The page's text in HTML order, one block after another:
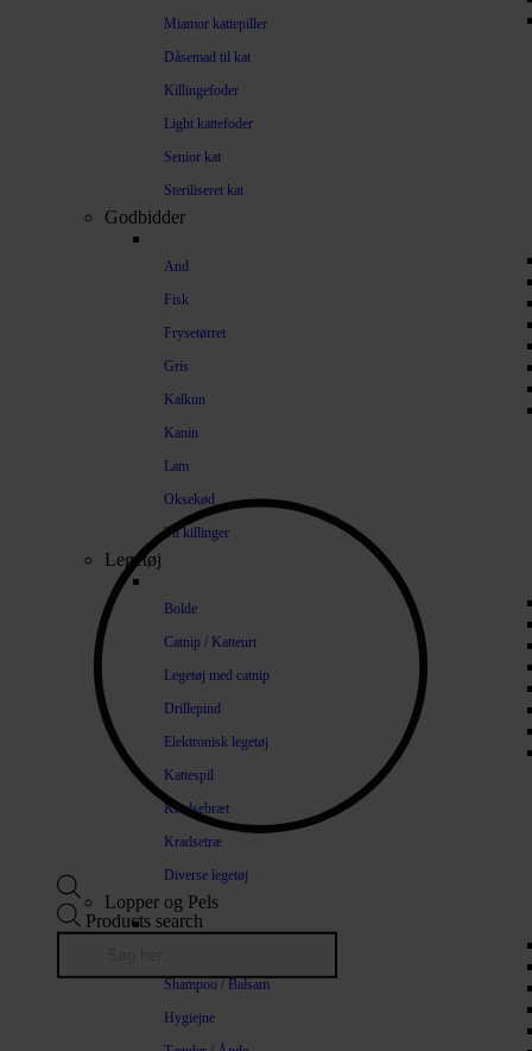
Miamor kattepiller
Dåsemad til kat
Killingefoder
Light kattefoder
Senior kat
Steriliseret kat
Godbidder
And
Fisk
Frysetørret
Gris
Kalkun
Kanin
Lam
Oksekød
Til killinger
Legetøj
Bolde
Catnip / Katteurt
Legetøj med catnip
Drillepind
Elektronisk legetøj
Kattespil
Kradsebræt
Kradsetræ
Diverse legetøj
Lopper og Pels
Shampoo / Balsam
Hygiejne
Products search